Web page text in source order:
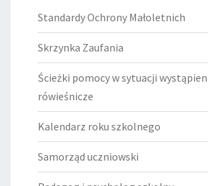
Standardy Ochrony Małoletnich
Skrzynka Zaufania
Ścieżki pomocy w sytuacji
rówieśnicze
Kalendarz roku szkolnego
Samorząd uczniowski